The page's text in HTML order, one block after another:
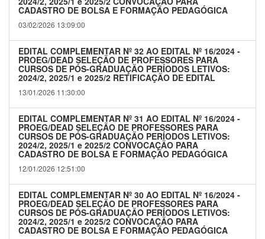
CADASTRO DE BOLSA E FORMAÇÃO PEDAGÓGICA
03/02/2026 13:09:00
EDITAL COMPLEMENTAR Nº 32 AO EDITAL Nº 16/2024 -
PROEG/DEAD SELEÇÃO DE PROFESSORES PARA
CURSOS DE PÓS-GRADUAÇÃO PERÍODOS LETIVOS:
2024/2, 2025/1 e 2025/2 RETIFICAÇÃO DE EDITAL
13/01/2026 11:30:00
EDITAL COMPLEMENTAR Nº 31 AO EDITAL Nº 16/2024 -
PROEG/DEAD SELEÇÃO DE PROFESSORES PARA
CURSOS DE PÓS-GRADUAÇÃO PERÍODOS LETIVOS:
2024/2, 2025/1 e 2025/2 CONVOCAÇÃO PARA
CADASTRO DE BOLSA E FORMAÇÃO PEDAGÓGICA
12/01/2026 12:51:00
EDITAL COMPLEMENTAR Nº 30 AO EDITAL Nº 16/2024 -
PROEG/DEAD SELEÇÃO DE PROFESSORES PARA
CURSOS DE PÓS-GRADUAÇÃO PERÍODOS LETIVOS:
2024/2, 2025/1 e 2025/2 CONVOCAÇÃO PARA
CADASTRO DE BOLSA E FORMAÇÃO PEDAGÓGICA